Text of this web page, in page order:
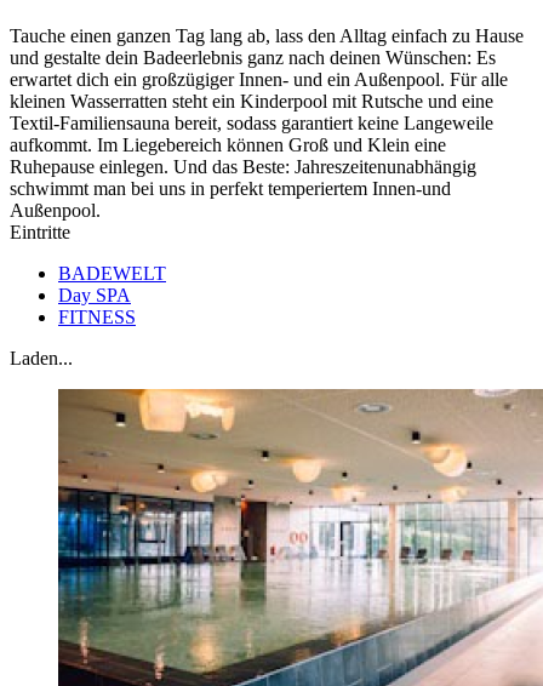
Tauche einen ganzen Tag lang ab, lass den Alltag einfach zu Hause
und gestalte dein Badeerlebnis ganz nach deinen Wünschen: Es
erwartet dich ein großzügiger Innen- und ein Außenpool. Für alle
kleinen Wasserratten steht ein Kinderpool mit Rutsche und eine
Textil-Familiensauna bereit, sodass garantiert keine Langeweile
aufkommt. Im Liegebereich können Groß und Klein eine
Ruhepause einlegen. Und das Beste: Jahreszeitenunabhängig
schwimmt man bei uns in perfekt temperiertem Innen-und
Außenpool.
Eintritte
BADEWELT
Day SPA
FITNESS
Laden...